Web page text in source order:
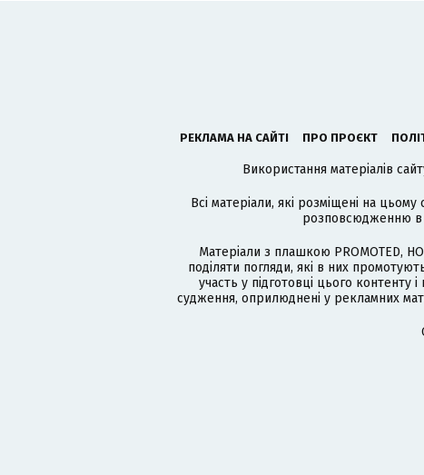
РЕКЛАМА НА САЙТІ ПРО ПРОЄКТ
Використання матеріалів
Всі матеріали, які розміщені на цьому
розповсюдженню в
Матеріали з плашкою PROMOTED,
поділяти погляди, які в них
участь у підготовці цього контенту
судження, оприлюднені у рекламних